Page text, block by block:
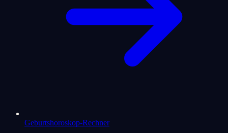
Geburtshoroskop-Rechner